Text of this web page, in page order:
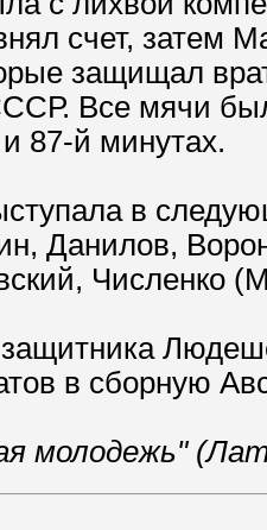
счет, затем
защищал
Все мячи
87-й минутах.
в
Данилов,
Численко
в сборную
молодежь"